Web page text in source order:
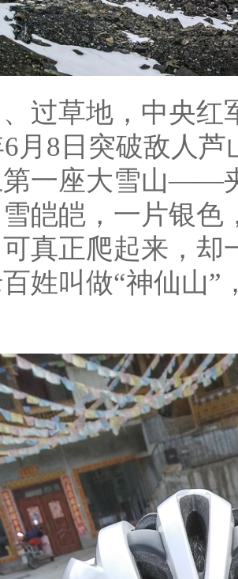
过草地，中央红
6月8日突破敌人
一座大雪山——
皑皑，一片银色
真正爬起来，却
姓叫做“神仙山